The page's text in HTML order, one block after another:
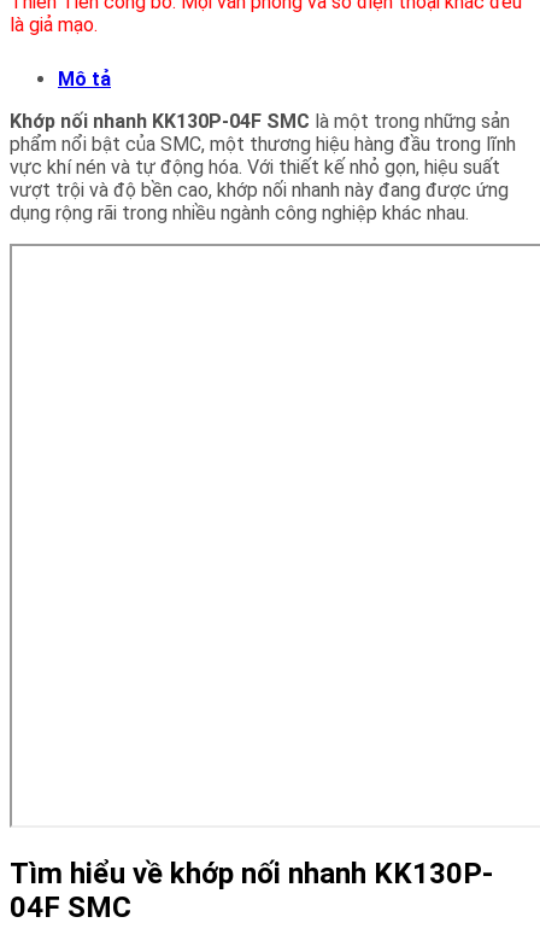
là giả mạo.
Mô tả
Khớp nối nhanh KK130P-04F SMC là một trong những sản
phẩm nổi bật của SMC, một thương hiệu hàng đầu trong lĩnh
vực khí nén và tự động hóa. Với thiết kế nhỏ gọn, hiệu suất
vượt trội và độ bền cao, khớp nối nhanh này đang được ứng
dụng rộng rãi trong nhiều ngành công nghiệp khác nhau.
Tìm hiểu về khớp nối nhanh KK130P-
04F SMC